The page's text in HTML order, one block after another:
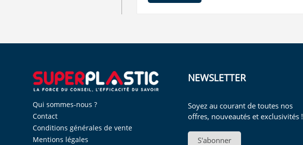
Qui sommes-nous ?
Contact
Conditions générales de vente
Mentions légales
NEWSLETTER
Soyez au courant de toutes nos
offres, nouveautés et exclusivités !
S'abonner